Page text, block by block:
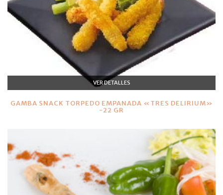
VER DETALLES
GAMBA SNACK TORPEDO EMPANADA «TRES DELIRIUM»
-22 GR